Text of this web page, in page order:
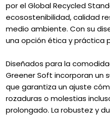
por el Global Recycled
ecosostenibilidad, calidad
medio ambiente. Con su
una opción ética y práctica
Diseñados para la
Greener Soft incorporan un
que garantiza un ajuste
rozaduras o molestias
prolongado. La robustez y